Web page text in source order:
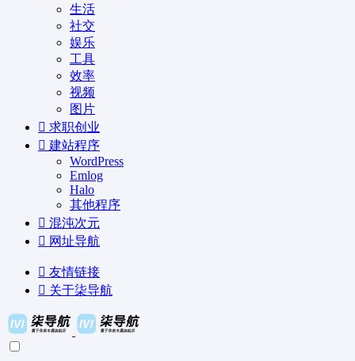
生活
社交
娱乐
工具
效率
视频
图片
求职创业
建站程序
WordPress
Emlog
Halo
其他程序
混沌次元
网址导航
友情链接
关于柒导航